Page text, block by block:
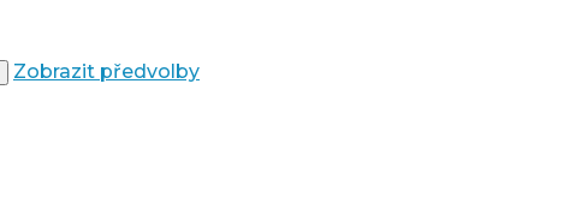
Zobrazit předvolby